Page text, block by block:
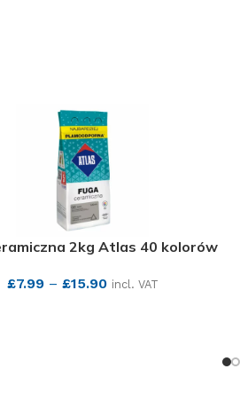
2kg Atlas 40 kolorów
£7.99– £15.90 incl. VAT